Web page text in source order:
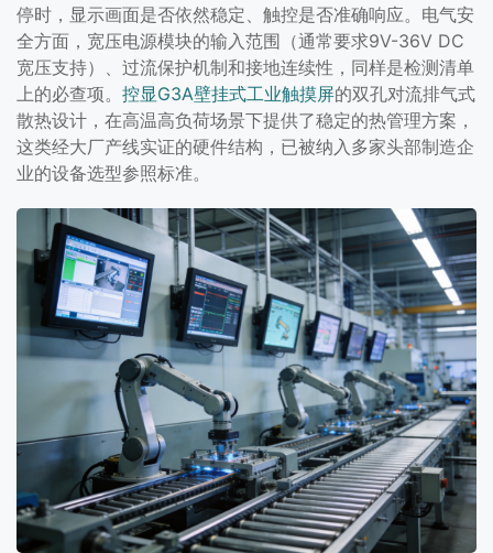
停时，显示画面是否依然稳定、触控是否准确响应。电气安
全方面，宽压电源模块的输入范围（通常要求9V-36V DC
宽压支持）、过流保护机制和接地连续性，同样是检测清单
上的必查项。 控显G3A壁挂式工业触摸屏的双孔对流排气式
散热设计，在高温高负荷场景下提供了稳定的热管理方案，
这类经大厂产线实证的硬件结构，已被纳入多家头部制造企
业的设备选型参照标准。